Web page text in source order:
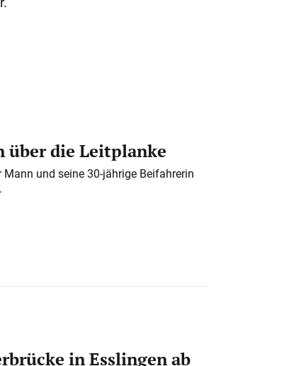
über die Leitplanke
und seine 30-jährige Beifahrerin
in Esslingen ab